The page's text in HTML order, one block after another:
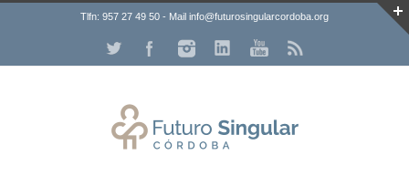
Tlfn: 957 27 49 50 - Mail info@futurosingularcordoba.org